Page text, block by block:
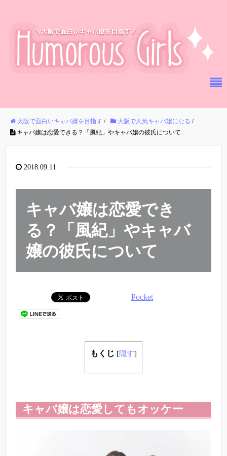
大阪で面白いキャバ嬢を目指す / 大阪で人気キャバ嬢になる /
キャバ嬢は恋愛できる？「風紀」やキャバ嬢の彼氏について
2018.09.11
キャバ嬢は恋愛でき
る？「風紀」やキャバ
嬢の彼氏について
Pocket
もくじ [隠す]
キャバ嬢は恋愛してもオッケー